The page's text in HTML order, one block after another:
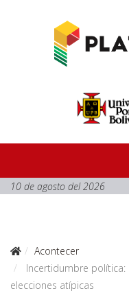
10 de agosto del 2026
Acontecer
Incertidumbre política:
elecciones atípicas